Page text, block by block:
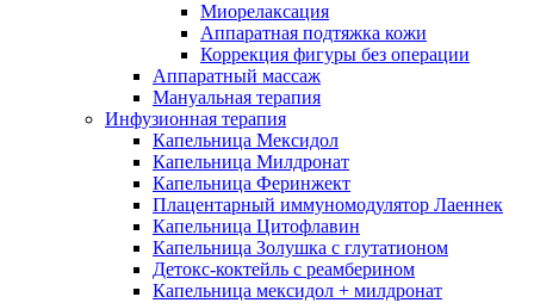
Миорелаксация
Аппаратная подтяжка кожи
Коррекция фигуры без операции
Аппаратный массаж
Мануальная терапия
Инфузионная терапия
Капельница Мексидол
Капельница Милдронат
Капельница Феринжект
Плацентарный иммуномодулятор Лаеннек
Капельница Цитофлавин
Капельница Золушка с глутатионом
Детокс-коктейль с реамберином
Капельница мексидол + милдронат